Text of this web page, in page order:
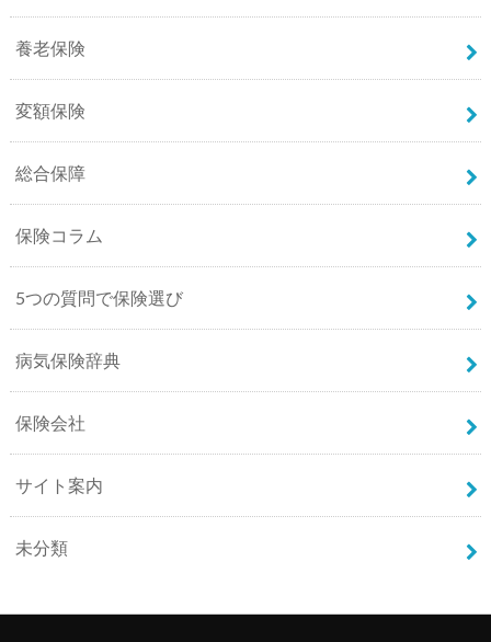
養老保険
変額保険
総合保障
保険コラム
5つの質問で保険選び
病気保険辞典
保険会社
サイト案内
未分類